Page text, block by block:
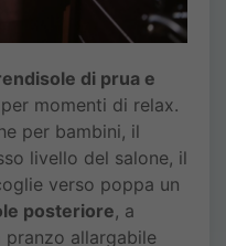
di prua e
momenti di relax.
per bambini, il
livello del salone, il
verso poppa un
posteriore, a
pranzo allargabile